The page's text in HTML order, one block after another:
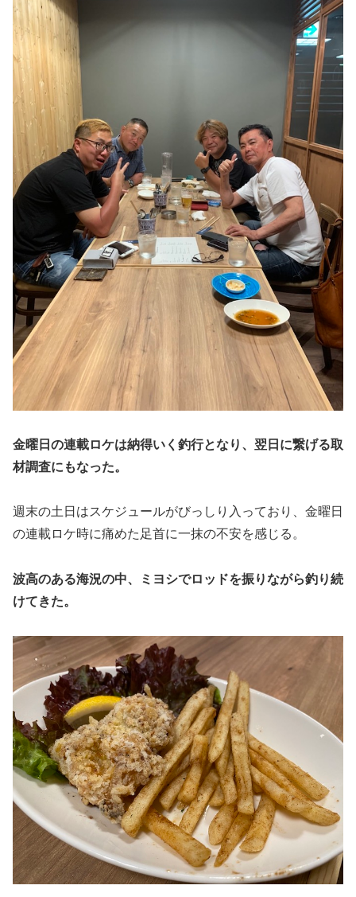
金曜日の連載ロケは納得いく釣行となり、翌日に繋げる取
材調査にもなった。
週末の土日はスケジュールがびっしり入っており、金曜日
の連載ロケ時に痛めた足首に一抹の不安を感じる。
波高のある海況の中、ミヨシでロッドを振りながら釣り続
けてきた。